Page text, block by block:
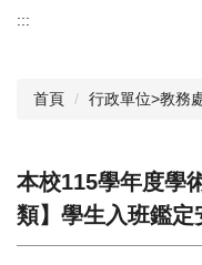
:::
首頁 行政單位>教務
本校115學年度學
類】學生入班鑑定